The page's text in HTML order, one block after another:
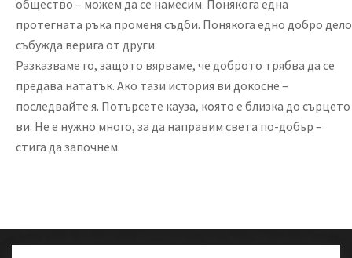
общество – можем да се намесим. Понякога една
протегната ръка променя съдби. Понякога едно добро дело
събужда верига от други.
Разказваме го, защото вярваме, че доброто трябва да се
предава нататък. Ако тази история ви докосне –
последвайте я. Потърсете кауза, която е близка до сърцето
ви. Не е нужно много, за да направим света по-добър –
стига да започнем.